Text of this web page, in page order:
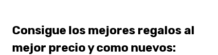
Consigue los mejores regalos al
mejor precio y como nuevos: